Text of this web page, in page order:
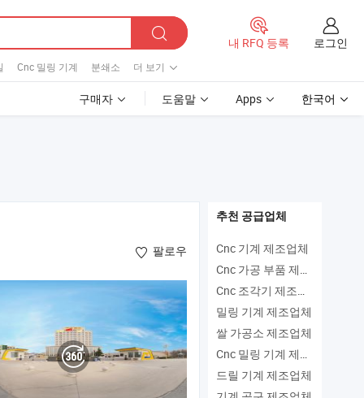
Cnc 밀링 기계 분쇄소 더 보기
내 RFQ 등록 로그인
구매자 도움말 Apps 한국어
팔로우
추천 공급업체
Cnc 기계 제조업체
Cnc 가공 부품 제조업체
Cnc 조각기 제조업체
밀링 기계 제조업체
쌀 가공소 제조업체
Cnc 밀링 기계 제조업체
드릴 기계 제조업체